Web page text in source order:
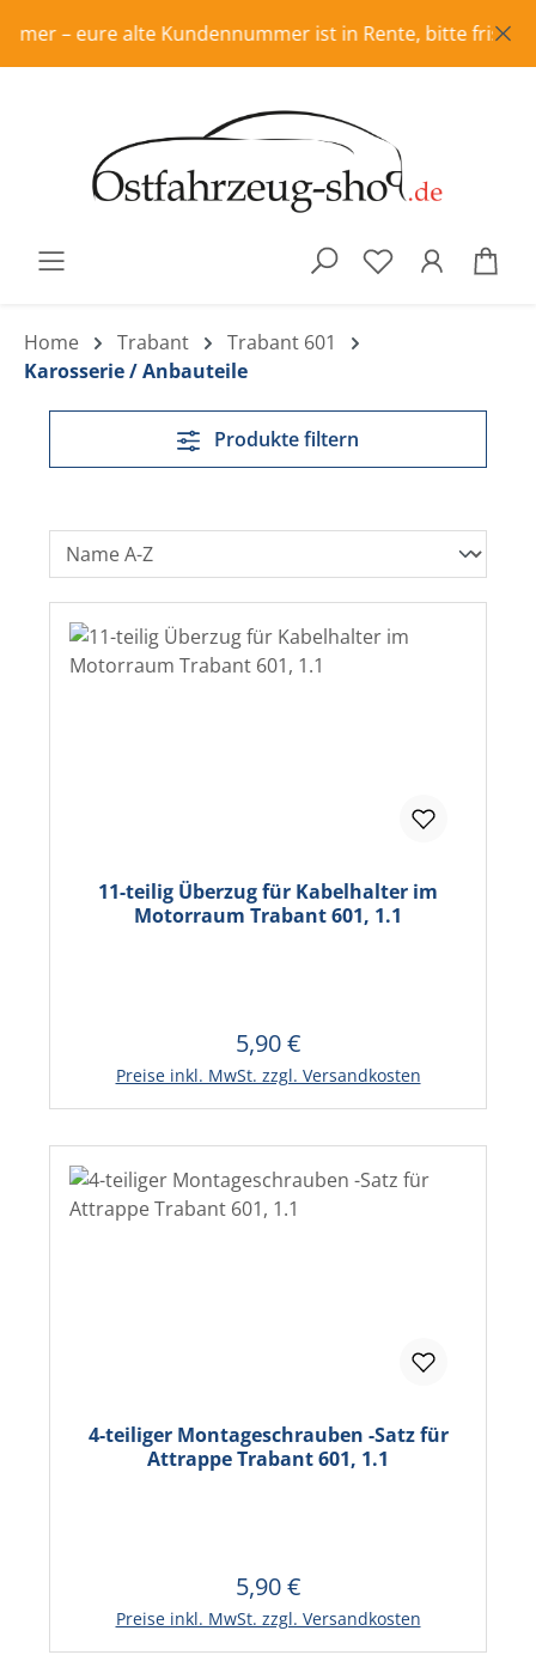
Zum Hauptinhalt springen
alte Kundennummer ist in Rente, bitte frisch
Home Trabant
Trabant 601
Karosserie / Anbauteile
Produkte filtern
11-teilig Überzug für Kabelhalter im
Motorraum Trabant 601, 1.1
Regulärer Preis:
5,90 €
Preise inkl. MwSt. zzgl. Versandkosten
In den Warenkorb
4-teiliger Montageschrauben -Satz für
Attrappe Trabant 601, 1.1
Regulärer Preis:
5,90 €
Preise inkl. MwSt. zzgl. Versandkosten
In den Warenkorb